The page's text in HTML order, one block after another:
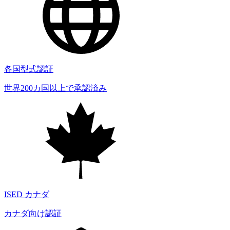
各国型式認証
世界200カ国以上で承認済み
ISED カナダ
カナダ向け認証